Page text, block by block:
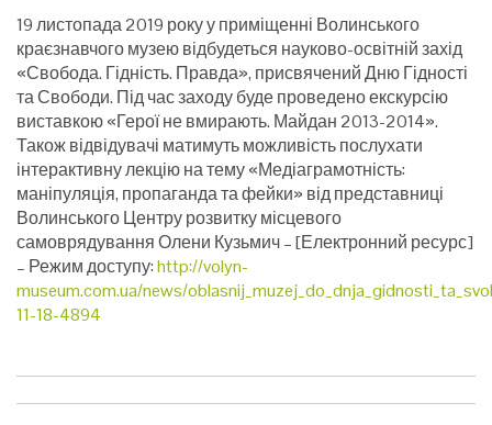
19 листопада 2019 року у приміщенні Волинського
краєзнавчого музею відбудеться науково-освітній захід
«Свобода. Гідність. Правда», присвячений Дню Гідності
та Свободи. Під час заходу буде проведено екскурсію
виставкою «Герої не вмирають. Майдан 2013-2014».
Також відвідувачі матимуть можливість послухати
інтерактивну лекцію на тему «Медіаграмотність:
маніпуляція, пропаганда та фейки» від представниці
Волинського Центру розвитку місцевого
самоврядування Олени Кузьмич– [Електронний ресурс]
– Режим доступу:http://volyn-
museum.com.ua/news/
11-18-4894